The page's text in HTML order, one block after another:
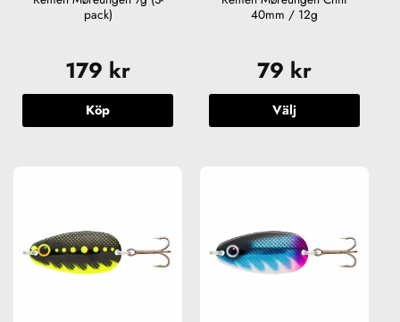
pack)
179 kr
Köp
40mm / 12g
79 kr
Välj
varianter.
De
olika